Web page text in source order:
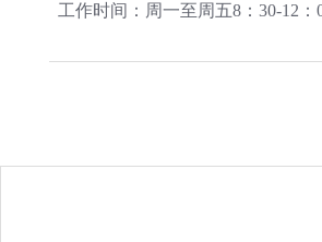
工作时间：周一至周五8：30-12